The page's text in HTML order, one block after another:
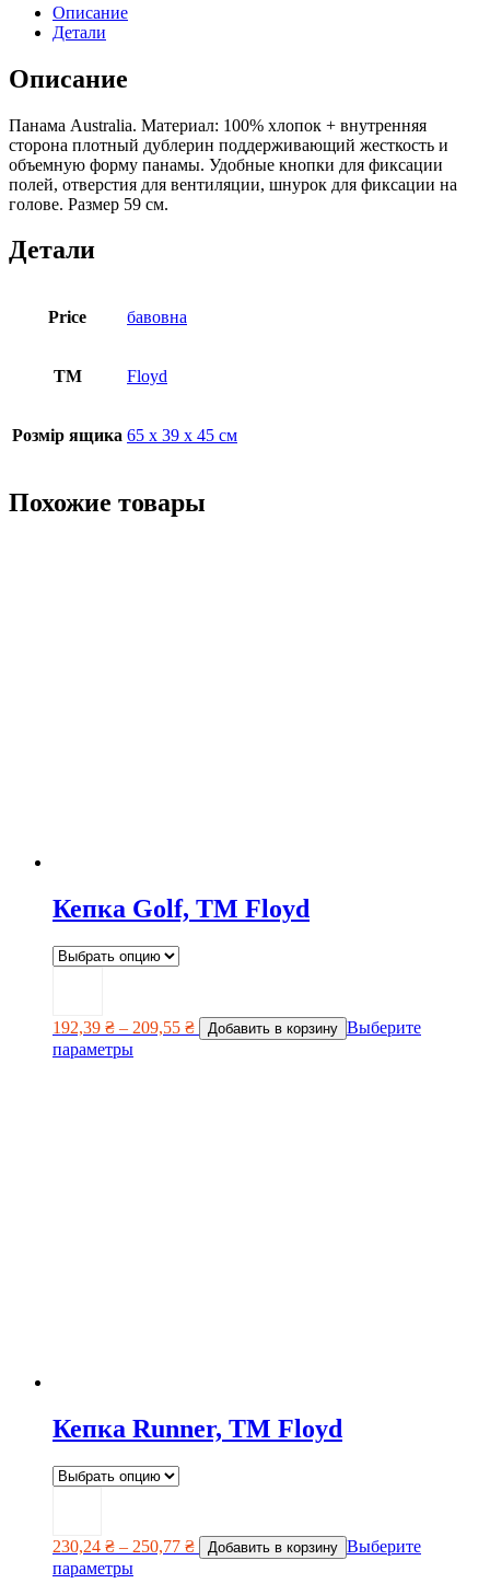
Описание
Детали
Описание
Панама Australia. Материал: 100% хлопок + внутренняя
сторона плотный дублерин поддерживающий жесткость и
объемную форму панамы. Удобные кнопки для фиксации
полей, отверстия для вентиляции, шнурок для фиксации на
голове. Размер 59 см.
Детали
Price бавовна
ТМ Floyd
Розмір ящика 65 х 39 х 45 см
Похожие товары
Кепка Golf, TM Floyd
192,39 ₴ – 209,55 ₴ Добавить в корзину Выберите
параметры
Кепка Runner, TM Floyd
230,24 ₴ – 250,77 ₴ Добавить в корзину Выберите
параметры